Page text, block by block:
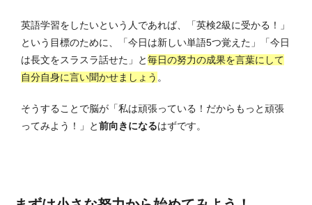
英語学習をしたいという人であれば、「英検2級に受かる！」
という目標のために、「今日は新しい単語5つ覚えた」「今日
は長文をスラスラ話せた」と毎日の努力の成果を言葉にして
自分自身に言い聞かせましょう 。
そうすることで脳が「私は頑張っている！だからもっと頑張
ってみよう！」と前向きになるはずです。